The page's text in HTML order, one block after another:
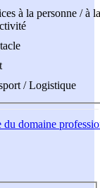
à la personne / à la
/ Logistique
domaine